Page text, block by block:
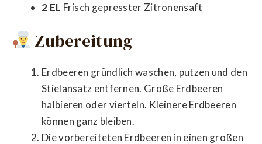
2 EL Frisch gepresster Zitronensaft
Zubereitung
Erdbeeren gründlich waschen, putzen und den
Stielansatz entfernen. Große Erdbeeren
halbieren oder vierteln. Kleinere Erdbeeren
können ganz bleiben.
Die vorbereiteten Erdbeeren in einen großen